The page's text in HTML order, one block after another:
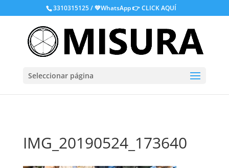
3310315125 / 💚WhatsApp👉 CLICK AQUÍ
Seleccionar página
IMG_20190524_173640